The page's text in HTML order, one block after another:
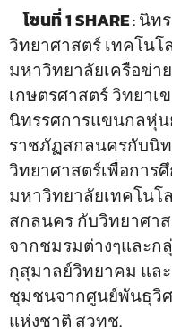
โซนที่1 SHARE: นิท
วิทยาศาสตร์ เทคโนโ
มหาวิทยาลัยเครือข่า
เกษตรศาสตร์ วิทยาเ
นิทรรศการแขนกลหุ่
ราชภัฏสกลนครกับนิ
วิทยาศาสตร์เพื่อการ
มหาวิทยาลัยเทคโนโ
สกลนคร กับวิทยาศา
จากชมรมต่างๆและก
กุสุมาลย์วิทยาคม แล
ชุมชนจากศูนย์พันธุวิ
แห่งชาติ สวทช.